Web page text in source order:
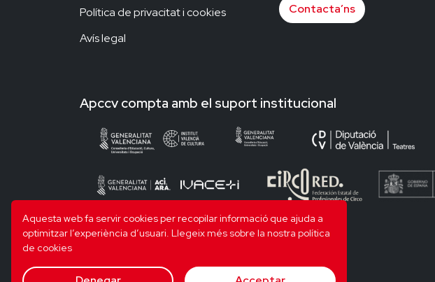
Aquesta web fa servir cookies per recopilar informació que ajuda a
optimitzar l’experiència d’usuari. Llegeix més sobre la nostra política
de cookies
Política de privacitat i cookies
Avís legal
Contacta’ns
Apccv compta amb el suport institucional